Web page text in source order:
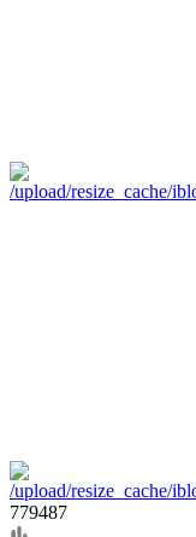
779487